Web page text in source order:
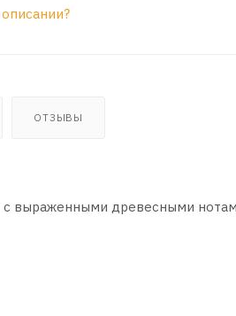
ОТЗЫВЫ
выраженными древесными